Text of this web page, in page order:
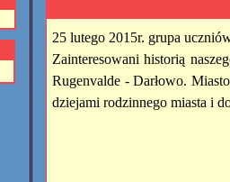
25 lutego 2015r. grupa
Zainteresowani historią
Rugenvalde - Darłowo.
dziejami rodzinnego miasta i